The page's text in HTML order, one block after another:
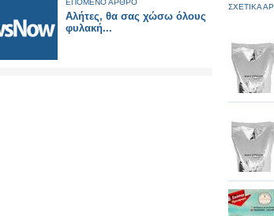
ΕΠΟΜΕΝΟ ΑΡΘΡΟ
Αλήτες, θα σας χώσω όλους
φυλακή...
ΣΧΕΤΙΚΑ